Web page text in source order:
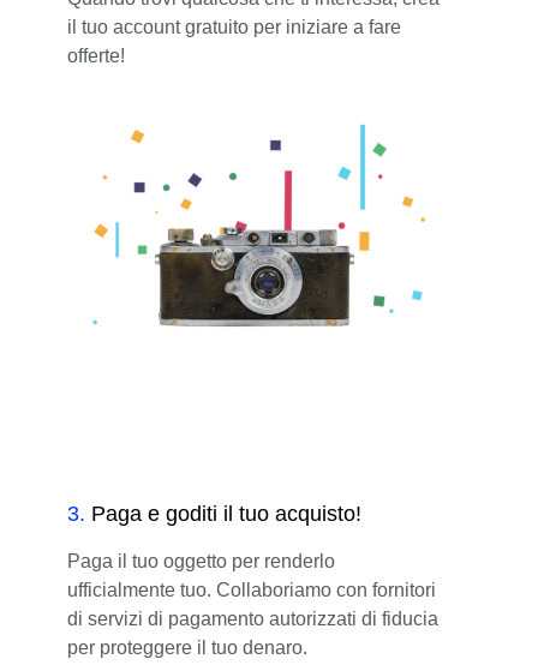
il tuo account gratuito per iniziare a fare
offerte!
3. Paga e goditi il tuo acquisto!
Paga il tuo oggetto per renderlo
ufficialmente tuo. Collaboriamo con fornitori
di servizi di pagamento autorizzati di fiducia
per proteggere il tuo denaro.